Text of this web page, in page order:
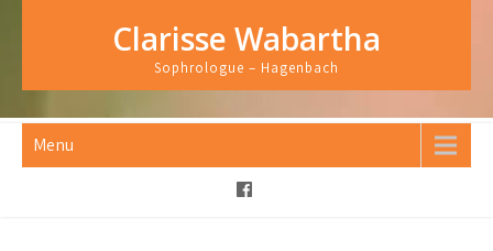
Clarisse Wabartha
Sophrologue – Hagenbach
Menu